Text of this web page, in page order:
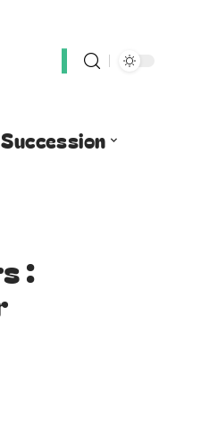
Succession
: